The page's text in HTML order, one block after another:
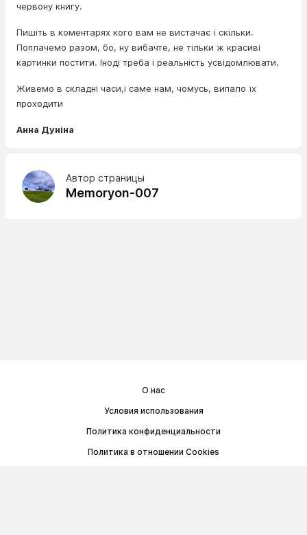
червону книгу.
Пишіть в коментарях кого вам не вистачає і скільки.
Поплачемо разом, бо, ну вибачте, не тільки ж красиві
картинки постити. Іноді треба і реальність усвідомлювати.
Живемо в складні часи,і саме нам, чомусь, випало їх
проходити
Анна Дуніна
Автор страницы
Memoryon-007
О нас
Условия использования
Политика конфиденциальности
Политика в отношении Cookies